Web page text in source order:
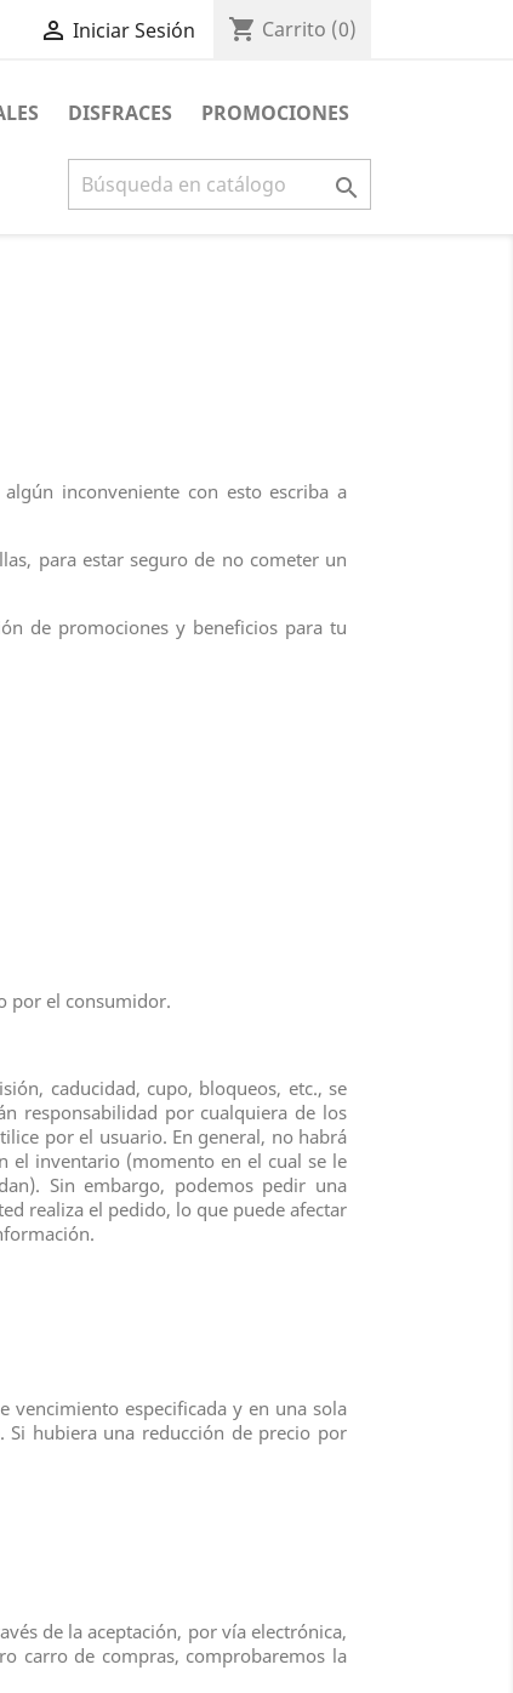
 Iniciar Sesión shopping_cart Carrito (0)
DISFRACES PROMOCIONES

algún inconveniente con esto escriba a
para estar seguro de no cometer un
de promociones y beneficios para tu
por el consumidor.
caducidad, cupo, bloqueos, etc., se
responsabilidad por cualquiera de los
por el usuario. En general, no habrá
el inventario (momento en el cual se le
Sin embargo, podemos pedir una
realiza el pedido, lo que puede afectar
vencimiento especificada y en una sola
Si hubiera una reducción de precio por
de la aceptación, por vía electrónica,
carro de compras, comprobaremos la